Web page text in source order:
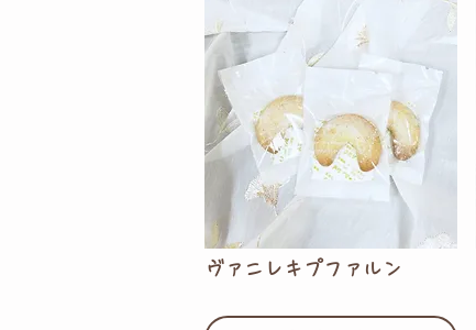
ヴァニレキプファルン